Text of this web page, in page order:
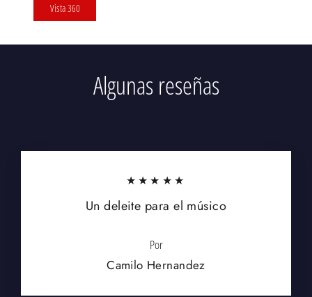
Vista 360
Algunas reseñas
★★★★★
Un deleite para el músico
Por
Camilo Hernandez